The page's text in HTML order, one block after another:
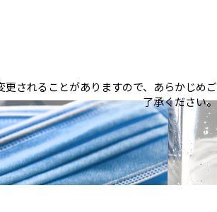
されることがありますので、あらかじめご
了承ください。